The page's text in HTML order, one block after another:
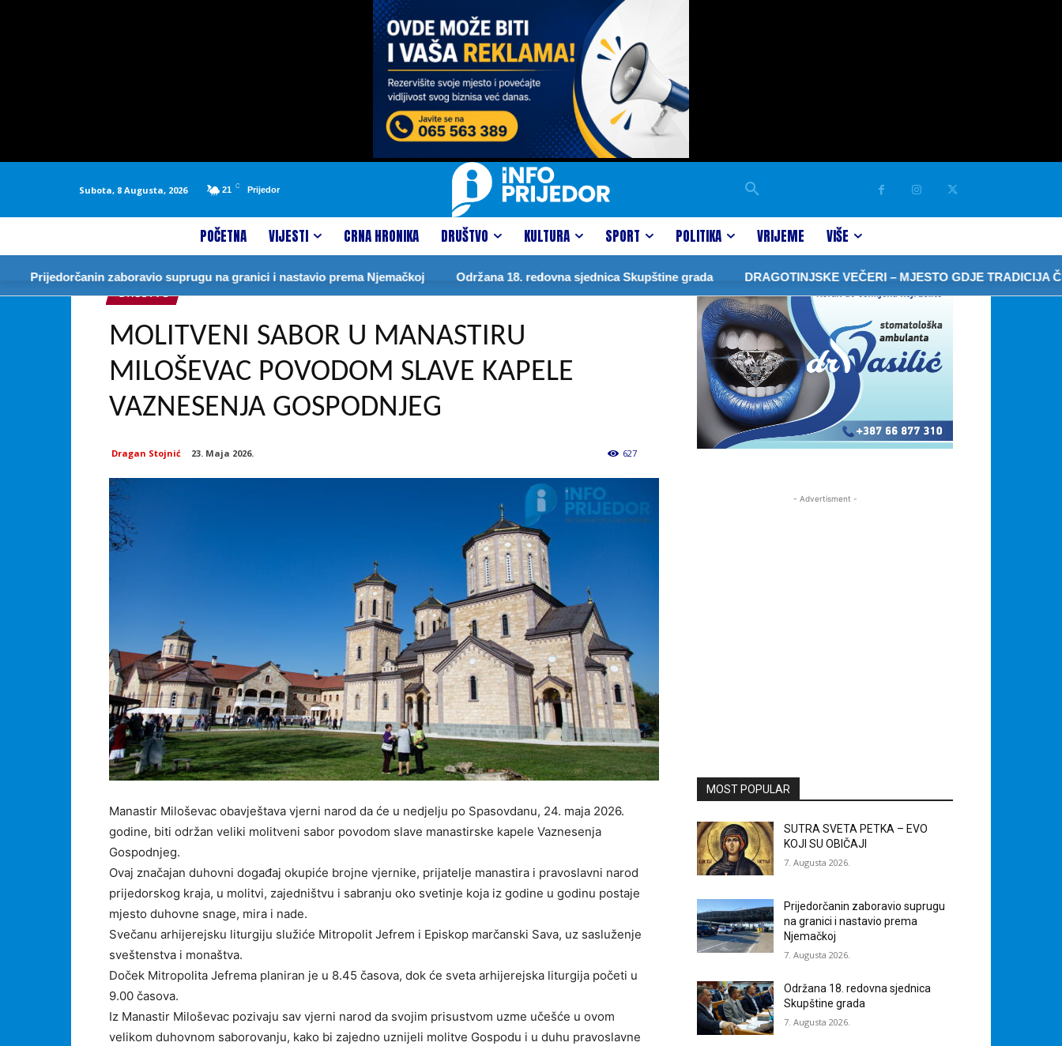
Subota, 8 Augusta, 2026 21 C Prijedor
POČETNA VIJESTI CRNA HRONIKA DRUŠTVO KULTURA SPORT POLITIKA VRIJEME VIŠE
Prijedorčanin zaboravio suprugu na granici i nastavio prema Njemačkoj Održana 18. redovna sjednica Skupštine grada DRAGOTINJSKE VEČERI – MJESTO GDJE TRADICIJA
DRUŠTVO
MOLITVENI SABOR U MANASTIRU
MILOŠEVAC POVODOM SLAVE KAPELE
VAZNESENJA GOSPODNJEG
Dragan Stojnić 23. Maja 2026. 627
Manastir Miloševac obavještava vjerni narod da će u nedjelju po Spasovdanu, 24. maja 2026.
godine, biti održan veliki molitveni sabor povodom slave manastirske kapele Vaznesenja
Gospodnjeg.
Ovaj značajan duhovni događaj okupiće brojne vjernike, prijatelje manastira i pravoslavni narod
prijedorskog kraja, u molitvi, zajedništvu i sabranju oko svetinje koja iz godine u godinu postaje
mjesto duhovne snage, mira i nade.
Svečanu arhijerejsku liturgiju služiće Mitropolit Jefrem i Episkop marčanski Sava, uz sasluženje
sveštenstva i monaštva.
Doček Mitropolita Jefrema planiran je u 8.45 časova, dok će sveta arhijerejska liturgija početi u
9.00 časova.
Iz Manastir Miloševac pozivaju sav vjerni narod da svojim prisustvom uzme učešće u ovom
velikom duhovnom saborovanju, kako bi zajedno uznijeli molitve Gospodu i u duhu pravoslavne
- Advertisment -
MOST POPULAR
SUTRA SVETA PETKA – EVO
KOJI SU OBIČAJI
7. Augusta 2026.
Prijedorčanin zaboravio suprugu
na granici i nastavio prema
Njemačkoj
7. Augusta 2026.
Održana 18. redovna sjednica
Skupštine grada
7. Augusta 2026.